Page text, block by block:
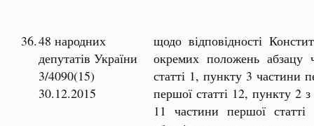
36.48 народних
депутатів України
3/4090(15)
30.12.2015
щодо відповідності
окремих положень абзацу
статті 1, пункту 3 частини
першої статті 12, пункту 2
11 частини першої статті